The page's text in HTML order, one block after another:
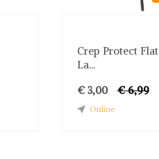
Crep Protect Flat
La...
€ 3,00
€ 6,99
Online